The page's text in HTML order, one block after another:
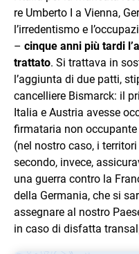
re Umberto I a Vienna,
l’irredentismo e
– cinque anni più tardi
trattato. Si trattava in
l’aggiunta di due patti,
cancelliere Bismarck: il
Italia e Austria avesse
firmataria non
(nel nostro caso, i
secondo, invece,
una guerra contro la
della Germania, che si
assegnare al nostro
in caso di disfatta